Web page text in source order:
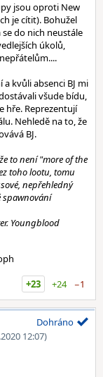
jsou oproti New
je cítit). Bohužel
do nich neustále
úkolů,
kvůli absenci BJ mi
všude bídu,
hře. Reprezentují
Nehledě na to, že
BJ.
to není "more of the
toho lootu, tomu
nepřehledný
spawnování
Youngblood
+23
+24 −1
12:07)
Dohráno